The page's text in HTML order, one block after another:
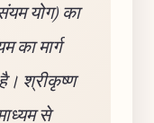
योग) का
मार्ग
श्रीकृष्ण
से